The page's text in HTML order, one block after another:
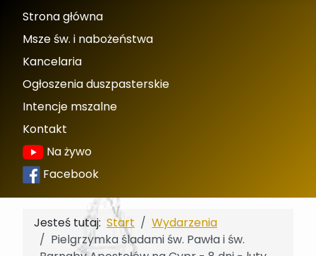
Strona główna
Msze św. i nabożeństwa
Kancelaria
Ogłoszenia duszpasterskie
Intencje mszalne
Kontakt
Na żywo
Facebook
Jesteś tutaj: Start
Wydarzenia
Pielgrzymka śladami św. Pawła i św.